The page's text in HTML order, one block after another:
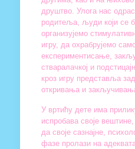
друштво. Улога нас
родитеља, људи који се
организујемо
игру, да охрабрујемо
експериментисање,
стваралачкој и
кроз игру представља
откривања и
У вртићу дете има
испробава своје
да своје сазнајне,
фазе пролази на